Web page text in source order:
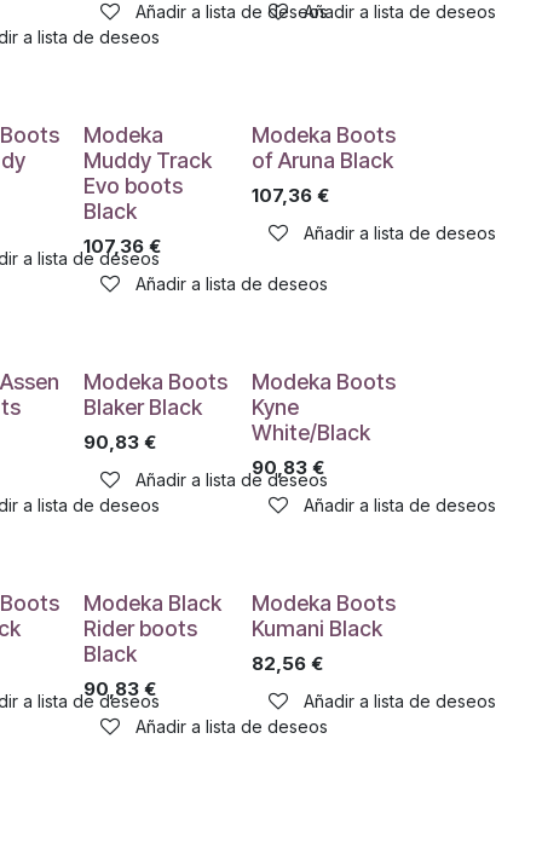
a lista de deseos
Añadir a lista de deseosAñadir a lista de deseos
a lista de deseos
Modeka
Muddy Track
Evo boots
Black
107,36€
Añadir a lista de deseos
Modeka Boots
of Aruna Black
107,36€
Añadir a lista de deseos
a lista de deseos
Modeka Boots
Blaker Black
90,83€
Añadir a lista de deseos
Modeka Boots
Kyne
White/Black
90,83€
Añadir a lista de deseos
a lista de deseos
Modeka Black
Rider boots
Black
90,83€
Añadir a lista de deseos
Modeka Boots
Kumani Black
82,56€
Añadir a lista de deseos